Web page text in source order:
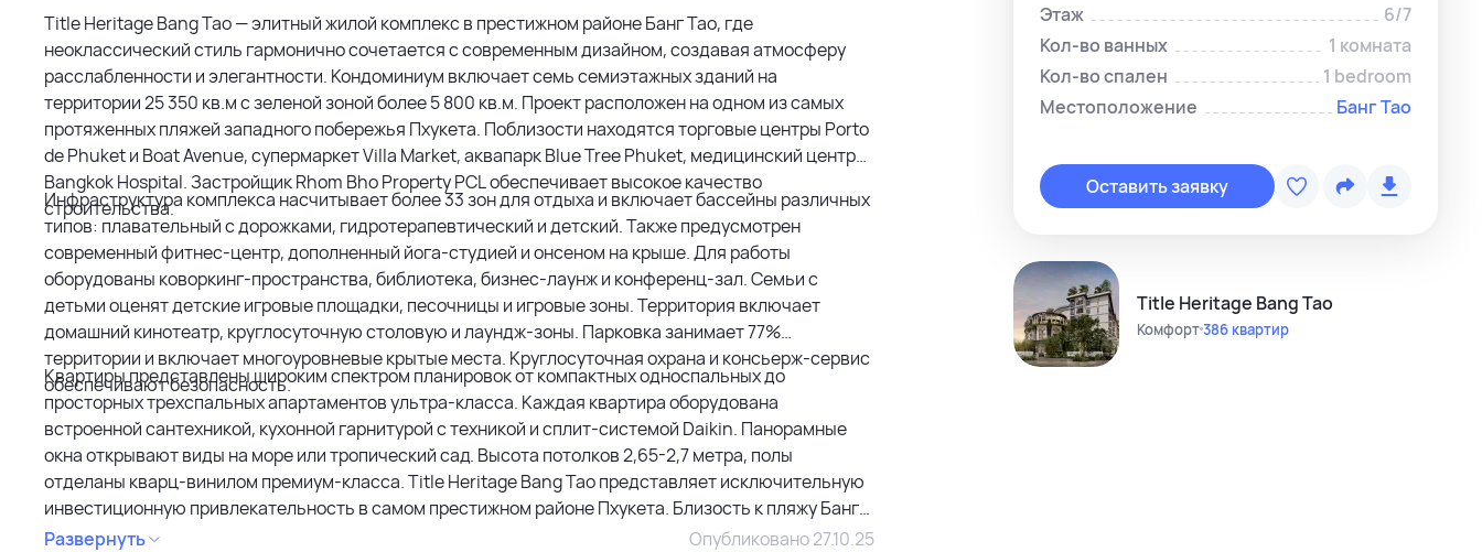
Title Heritage Bang Tao — элитный жилой комплекс в престижном районе Банг Тао, где
неоклассический стиль гармонично сочетается с современным дизайном, создавая атмосферу
расслабленности и элегантности. Кондоминиум включает семь семиэтажных зданий на
территории 25 350 кв.м с зеленой зоной более 5 800 кв.м. Проект расположен на одном из самых
протяженных пляжей западного побережья Пхукета. Поблизости находятся торговые центры Porto
de Phuket и Boat Avenue, супермаркет Villa Market, аквапарк Blue Tree Phuket, медицинский центр
Bangkok Hospital. Застройщик Rhom Bho Property PCL обеспечивает высокое качество
строительства.
Инфраструктура комплекса насчитывает более 33 зон для отдыха и включает бассейны различных
типов: плавательный с дорожками, гидротерапевтический и детский. Также предусмотрен
современный фитнес-центр, дополненный йога-студией и онсеном на крыше. Для работы
оборудованы коворкинг-пространства, библиотека, бизнес-лаунж и конференц-зал. Семьи с
детьми оценят детские игровые площадки, песочницы и игровые зоны. Территория включает
домашний кинотеатр, круглосуточную столовую и лаундж-зоны. Парковка занимает 77%
территории и включает многоуровневые крытые места. Круглосуточная охрана и консьерж-сервис
обеспечивают безопасность.
Квартиры представлены широким спектром планировок от компактных односпальных до
просторных трехспальных апартаментов ультра-класса. Каждая квартира оборудована
встроенной сантехникой, кухонной гарнитурой с техникой и сплит-системой Daikin. Панорамные
окна открывают виды на море или тропический сад. Высота потолков 2,65-2,7 метра, полы
отделаны кварц-винилом премиум-класса. Title Heritage Bang Tao представляет исключительную
инвестиционную привлекательность в самом престижном районе Пхукета. Близость к пляжу Банг
Тао, развитая инфраструктура и ограниченное предложение земли обеспечивают стабильный рост
Развернуть Опубликовано 27.10.25
Этаж
6/7
Кол-во ванных
1 комната
Кол-во спален
1 bedroom
Местоположение
Банг Тао
Оставить заявку
Копировать
WhatsApp-
Title Heritage Bang Tao
Комфорт386 квартир